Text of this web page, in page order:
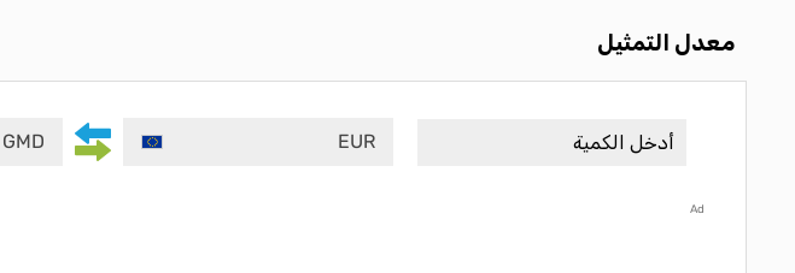
معدل التمثيل
EUR
GMD
Ad